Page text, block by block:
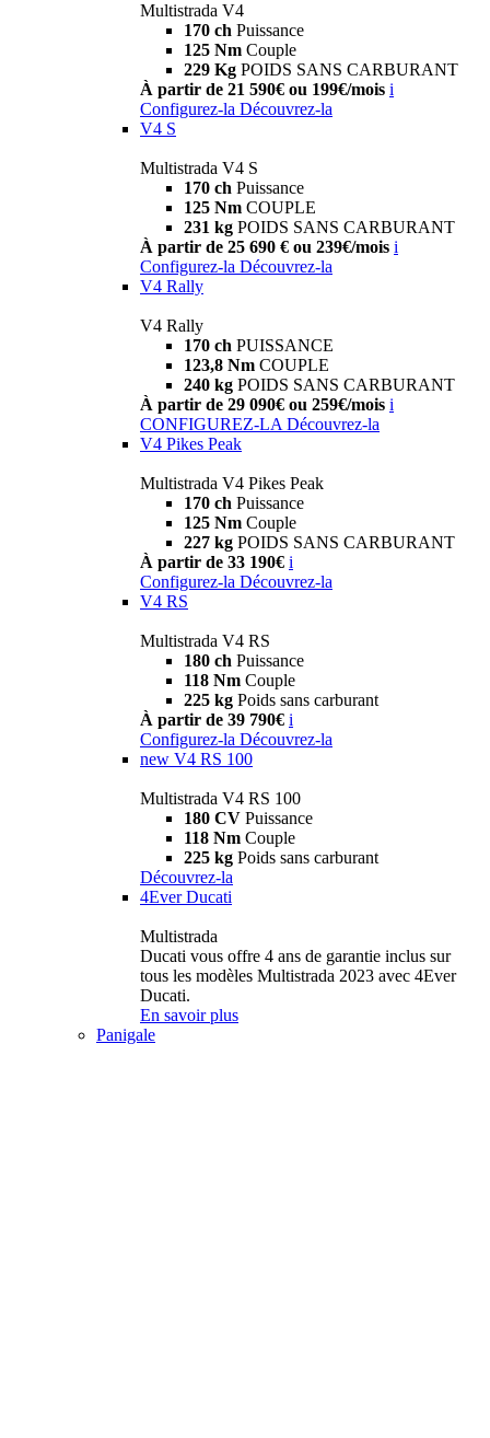
Multistrada V4
170 ch Puissance
125 Nm Couple
229 Kg POIDS SANS CARBURANT
À partir de 21 590€ ou 199€/mois i
Configurez-la Découvrez-la
V4 S
Multistrada V4 S
170 ch Puissance
125 Nm COUPLE
231 kg POIDS SANS CARBURANT
À partir de 25 690 € ou 239€/mois i
Configurez-la Découvrez-la
V4 Rally
V4 Rally
170 ch PUISSANCE
123,8 Nm COUPLE
240 kg POIDS SANS CARBURANT
À partir de 29 090€ ou 259€/mois i
CONFIGUREZ-LA Découvrez-la
V4 Pikes Peak
Multistrada V4 Pikes Peak
170 ch Puissance
125 Nm Couple
227 kg POIDS SANS CARBURANT
À partir de 33 190€ i
Configurez-la Découvrez-la
V4 RS
Multistrada V4 RS
180 ch Puissance
118 Nm Couple
225 kg Poids sans carburant
À partir de 39 790€ i
Configurez-la Découvrez-la
new V4 RS 100
Multistrada V4 RS 100
180 CV Puissance
118 Nm Couple
225 kg Poids sans carburant
Découvrez-la
4Ever Ducati
Multistrada
Ducati vous offre 4 ans de garantie inclus sur
tous les modèles Multistrada 2023 avec 4Ever
Ducati.
En savoir plus
Panigale